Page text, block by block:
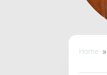
Home 9